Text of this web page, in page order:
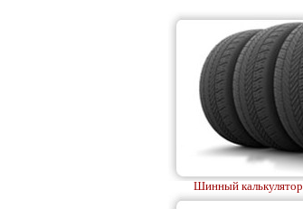
Шинный калькулятор